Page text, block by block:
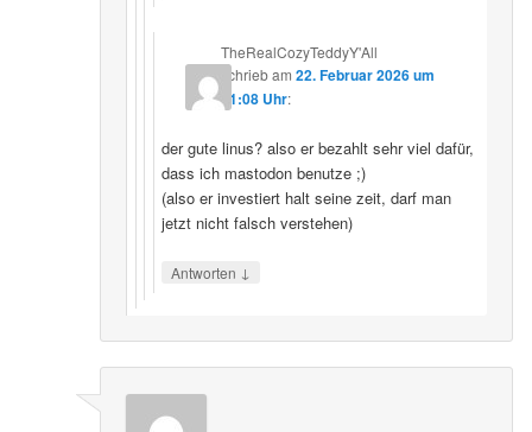
TheRealCozyTeddyY'All
schriebam22. Februar 2026 um
21:08 Uhr:
der gute linus? also er bezahlt sehr viel dafür,
dass ich mastodon benutze ;)
(also er investiert halt seine zeit, darf man
jetzt nicht falsch verstehen)
Antworten ↓